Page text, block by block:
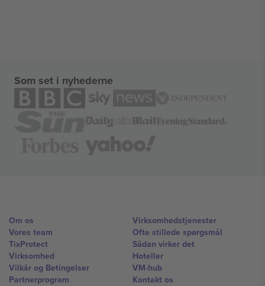
Som set i nyhederne
Om os
Vores team
TixProtect
Virksomhed
Vilkår og Betingelser
Partnerprogram
Virksomhedstjenester
Ofte stillede spørgsmål
Sådan virker det
Hoteller
VM-hub
Kontakt os